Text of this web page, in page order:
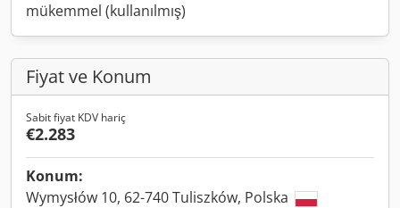
mükemmel (kullanılmış)
Fiyat ve Konum
Sabit fiyat KDV hariç
€2.283
Konum:
Wymysłów 10, 62-740 Tuliszków, Polska